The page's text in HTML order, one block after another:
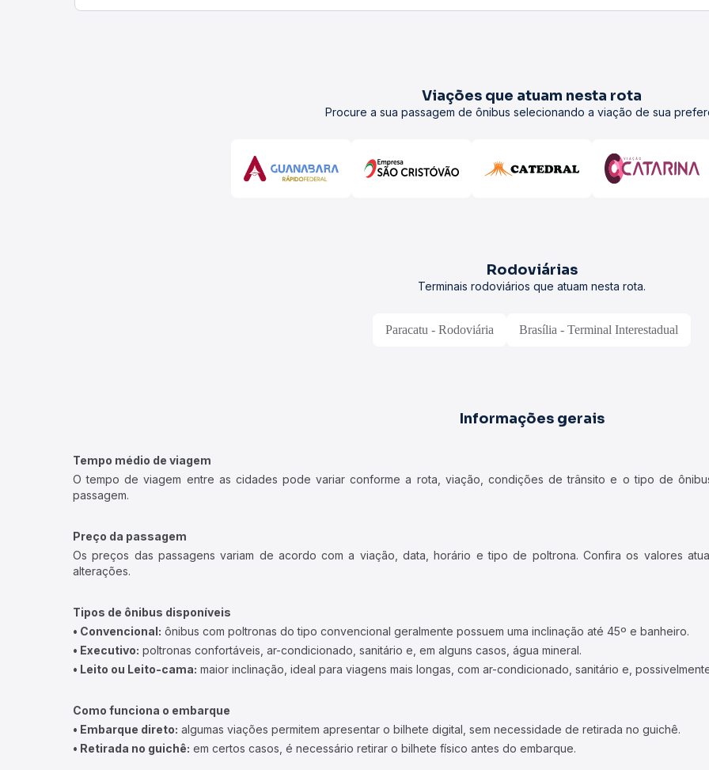
Viações que atuam nesta rota
Procure a sua passagem de ônibus selecionando a viação de sua
Rodoviárias
Terminais rodoviários que atuam nesta rota.
Paracatu - Rodoviária Brasília - Terminal Interestadual
Informações gerais
Tempo médio de viagem
O tempo de viagem entre as cidades pode variar conforme a rota, viação, condições de trânsito e o tipo de
passagem.
Preço da passagem
Os preços das passagens variam de acordo com a viação, data, horário e tipo de poltrona. Confira os valores
alterações.
Tipos de ônibus disponíveis
• Convencional: ônibus com poltronas do tipo convencional geralmente possuem uma inclinação até 45º e banheiro.
• Executivo: poltronas confortáveis, ar-condicionado, sanitário e, em alguns casos, água mineral.
• Leito ou Leito-cama: maior inclinação, ideal para viagens mais longas, com ar-condicionado, sanitário e,
Como funciona o embarque
• Embarque direto: algumas viações permitem apresentar o bilhete digital, sem necessidade de retirada no guichê.
• Retirada no guichê: em certos casos, é necessário retirar o bilhete físico antes do embarque.